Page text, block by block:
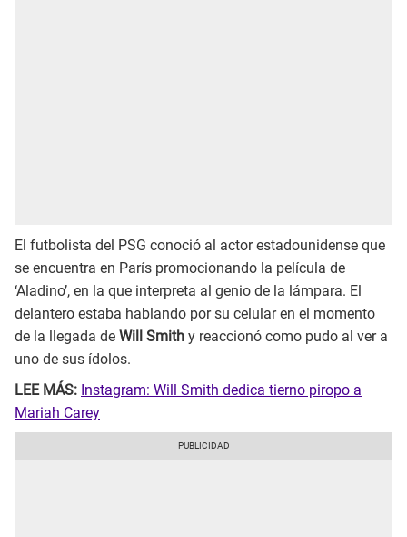
El futbolista del PSG conoció al actor estadounidense que
se encuentra en París promocionando la película de
‘Aladino’, en la que interpreta al genio de la lámpara. El
delantero estaba hablando por su celular en el momento
de la llegada de Will Smith y reaccionó como pudo al ver a
uno de sus ídolos.
LEE MÁS: Instagram: Will Smith dedica tierno piropo a
Mariah Carey